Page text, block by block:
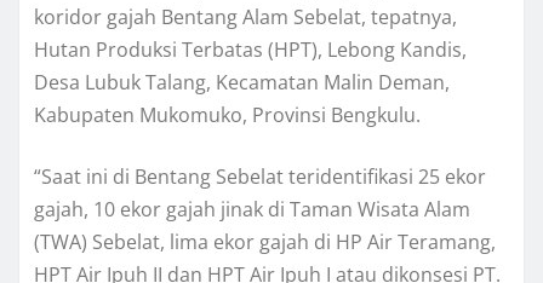
koridor gajah Bentang Alam Sebelat, tepatnya,
Hutan Produksi Terbatas (HPT), Lebong Kandis,
Desa Lubuk Talang, Kecamatan Malin Deman,
Kabupaten Mukomuko, Provinsi Bengkulu.
“Saat ini di Bentang Sebelat teridentifikasi 25 ekor
gajah, 10 ekor gajah jinak di Taman Wisata Alam
(TWA) Sebelat, lima ekor gajah di HP Air Teramang,
HPT Air Ipuh II dan HPT Air Ipuh I atau dikonsesi PT.